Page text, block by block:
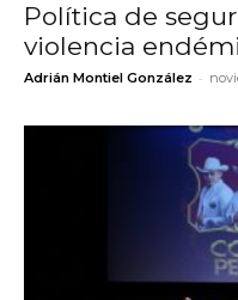
Política de
violencia
Adrián Montiel González -